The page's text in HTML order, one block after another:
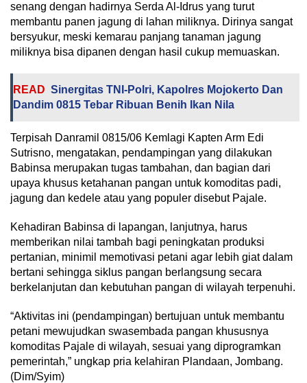
senang dengan hadirnya Serda Al-Idrus yang turut
membantu panen jagung di lahan miliknya. Dirinya sangat
bersyukur, meski kemarau panjang tanaman jagung
miliknya bisa dipanen dengan hasil cukup memuaskan.
READ Sinergitas TNI-Polri, Kapolres Mojokerto Dan
Dandim 0815 Tebar Ribuan Benih Ikan Nila
Terpisah Danramil 0815/06 Kemlagi Kapten Arm Edi
Sutrisno, mengatakan, pendampingan yang dilakukan
Babinsa merupakan tugas tambahan, dan bagian dari
upaya khusus ketahanan pangan untuk komoditas padi,
jagung dan kedele atau yang populer disebut Pajale.
Kehadiran Babinsa di lapangan, lanjutnya, harus
memberikan nilai tambah bagi peningkatan produksi
pertanian, minimil memotivasi petani agar lebih giat dalam
bertani sehingga siklus pangan berlangsung secara
berkelanjutan dan kebutuhan pangan di wilayah terpenuhi.
“Aktivitas ini (pendampingan) bertujuan untuk membantu
petani mewujudkan swasembada pangan khususnya
komoditas Pajale di wilayah, sesuai yang diprogramkan
pemerintah,” ungkap pria kelahiran Plandaan, Jombang.
(Dim/Syim)